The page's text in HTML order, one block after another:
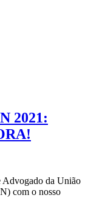
2021:
Advogado da União
com o nosso